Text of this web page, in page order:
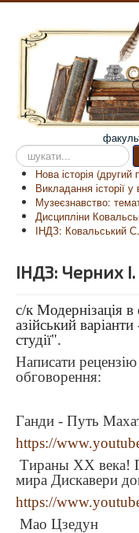
Пошук
на
сайтіНова історія (другий
Викладання історії
Музеєзнавство:
Дисципліни
ІНДЗ: Ковальський
ІНДЗ: Черних
с/к Модернізація в
азійський
студії".
Написати рецензію
обговорення:
Ганди - Путь
https://
Тираны ХХ века!
мира Дискавери
https://
Мао Цзедун